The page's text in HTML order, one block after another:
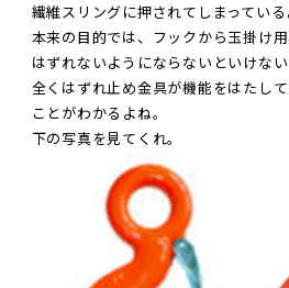
繊維スリングに押されてしまっている
本来の目的では、フックから玉掛け
はずれないようにならないといけない
全くはずれ止め金具が機能をはたし
ことがわかるよね。
下の写真を見てくれ。